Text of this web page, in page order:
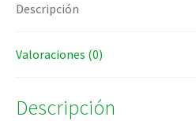
Descripción
Valoraciones (0)
Descripción